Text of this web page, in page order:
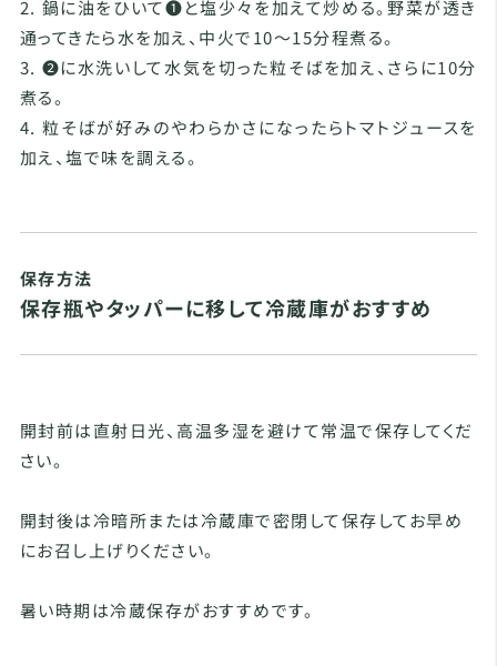
2. 鍋に油をひいて❶と塩少々を加えて炒める。野菜が透き
通ってきたら水を加え、中火で10～15分程煮る。
3. ❷に水洗いして水気を切った粒そばを加え、さらに10分
煮る。
4. 粒そばが好みのやわらかさになったらトマトジュースを
加え、塩で味を調える。
保存方法
保存瓶やタッパーに移して冷蔵庫がおすすめ
開封前は直射日光、高温多湿を避けて常温で保存してくだ
さい。
開封後は冷暗所または冷蔵庫で密閉して保存してお早め
にお召し上げりください。
暑い時期は冷蔵保存がおすすめです。